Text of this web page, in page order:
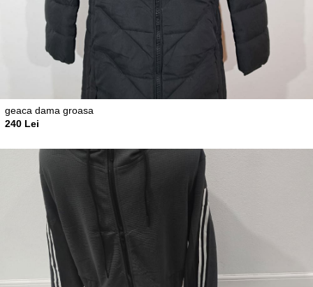
geaca dama groasa
240 Lei